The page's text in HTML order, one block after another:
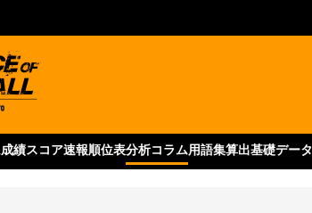
績スコア速報順位表分析コラム用語集算出基礎データ